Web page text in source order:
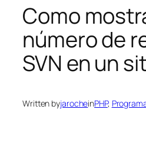
Como
número de
SVN en un
Written byjarocheinPHP,